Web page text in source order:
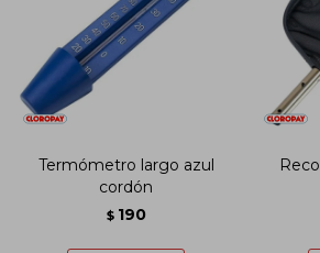
Termómetro largo azul
cordón
$ 190